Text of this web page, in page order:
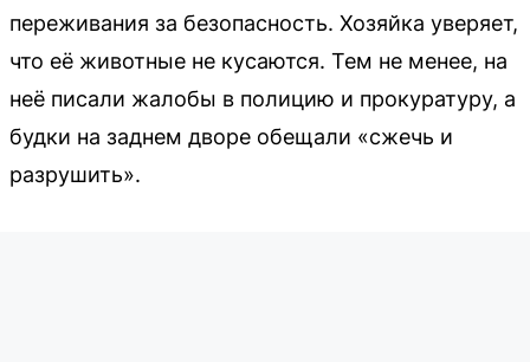
переживания за безопасность. Хозяйка уверяет,
что её животные не кусаются. Тем не менее, на
неё писали жалобы в полицию и прокуратуру, а
будки на заднем дворе обещали «сжечь и
разрушить».